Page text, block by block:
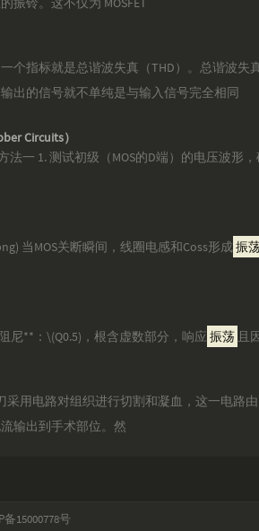
个指标就是总谐波失真（THD）。总谐波失
出的信号就不单纯是与输入信号完全相同
Circuits）
法一 1. 测试初级（MOS的D端）的电压波形
当MOS关断瞬间，线圈电感和Coss形成振
尼**：\(Q0.5)，根含虚数部分，响应 振荡 且
采用电路对组织进行切割和凝血，这一电路
输出到手术部位。然
备15000778号